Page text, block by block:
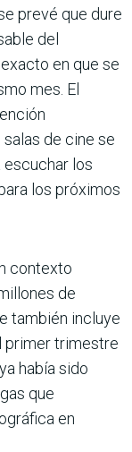
prevé que dure
del
en que se
mes. El
de cine se
escuchar los
los próximos
contexto
de
también incluye
primer trimestre
había sido
que
en